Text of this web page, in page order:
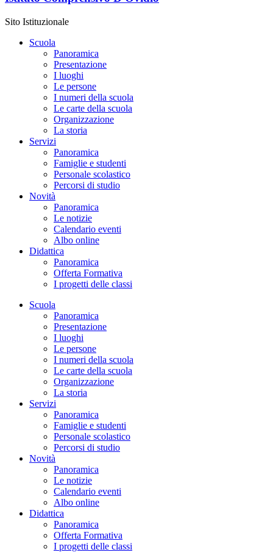
Sito Istituzionale
Scuola
Panoramica
Presentazione
I luoghi
Le persone
I numeri della scuola
Le carte della scuola
Organizzazione
La storia
Servizi
Panoramica
Famiglie e studenti
Personale scolastico
Percorsi di studio
Novità
Panoramica
Le notizie
Calendario eventi
Albo online
Didattica
Panoramica
Offerta Formativa
I progetti delle classi
Scuola
Panoramica
Presentazione
I luoghi
Le persone
I numeri della scuola
Le carte della scuola
Organizzazione
La storia
Servizi
Panoramica
Famiglie e studenti
Personale scolastico
Percorsi di studio
Novità
Panoramica
Le notizie
Calendario eventi
Albo online
Didattica
Panoramica
Offerta Formativa
I progetti delle classi